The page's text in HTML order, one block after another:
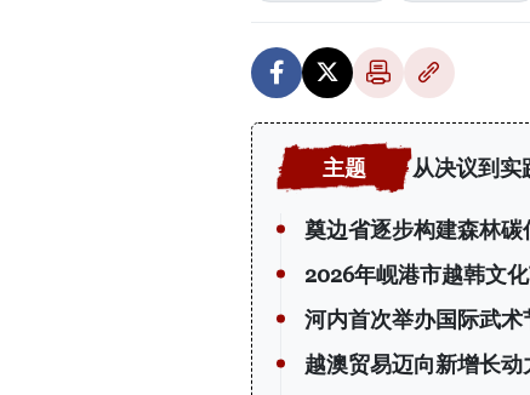
从决议到实
奠边省逐步构建森林碳
2026年岘港市越韩文
河内首次举办国际武
越澳贸易迈向新增长动